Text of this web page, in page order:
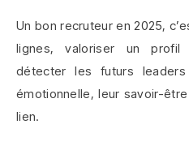
Un bon recruteur en 2025,
lignes, valoriser un profil
détecter les futurs
émotionnelle, leur savoir-
lien.